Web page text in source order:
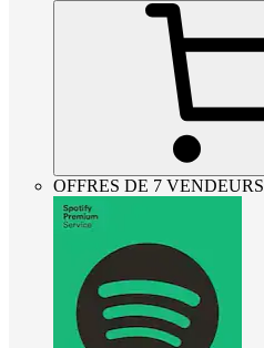
OFFRES DE 7 VENDEURS